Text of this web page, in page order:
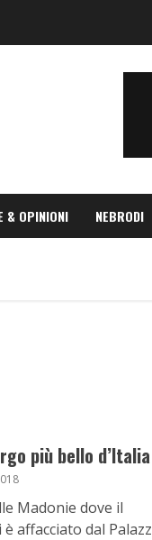
& OPINIONI NEBRODI
più bello d’Italia
Madonie dove il
affacciato dal